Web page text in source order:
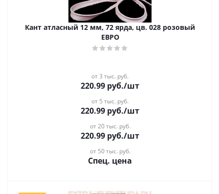
Кант атласный 12 мм, 72 ярда, цв. 028 розовый
ЕВРО
от 3 тыс. руб.
220.99 руб./шт
от 5 тыс. руб.
220.99 руб./шт
от 20 тыс. руб.
220.99 руб./шт
от 50 тыс. руб.
Спец. цена